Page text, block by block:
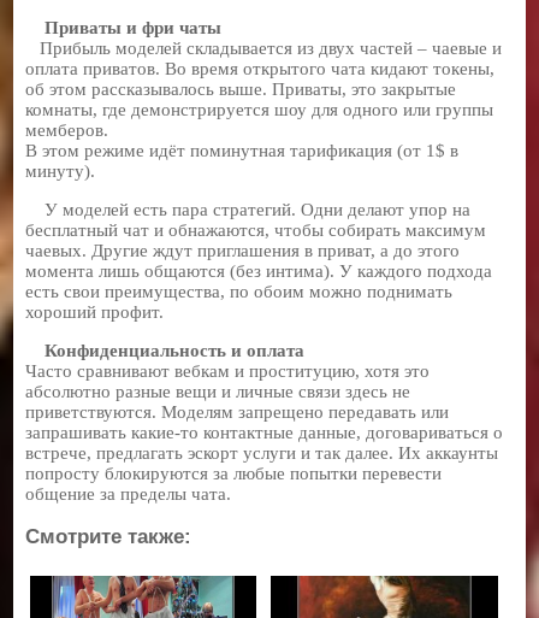
Приваты и фри чаты
Прибыль моделей складывается из двух частей – чаевые и
оплата приватов. Во время открытого чата кидают токены,
об этом рассказывалось выше. Приваты, это закрытые
комнаты, где демонстрируется шоу для одного или группы
мемберов.
В этом режиме идёт поминутная тарификация (от 1$ в
минуту).
У моделей есть пара стратегий. Одни делают упор на
бесплатный чат и обнажаются, чтобы собирать максимум
чаевых. Другие ждут приглашения в приват, а до этого
момента лишь общаются (без интима). У каждого подхода
есть свои преимущества, по обоим можно поднимать
хороший профит.
Конфиденциальность и оплата
Часто сравнивают вебкам и проституцию, хотя это
абсолютно разные вещи и личные связи здесь не
приветствуются. Моделям запрещено передавать или
запрашивать какие-то контактные данные, договариваться о
встрече, предлагать эскорт услуги и так далее. Их аккаунты
попросту блокируются за любые попытки перевести
общение за пределы чата.
Смотрите также: